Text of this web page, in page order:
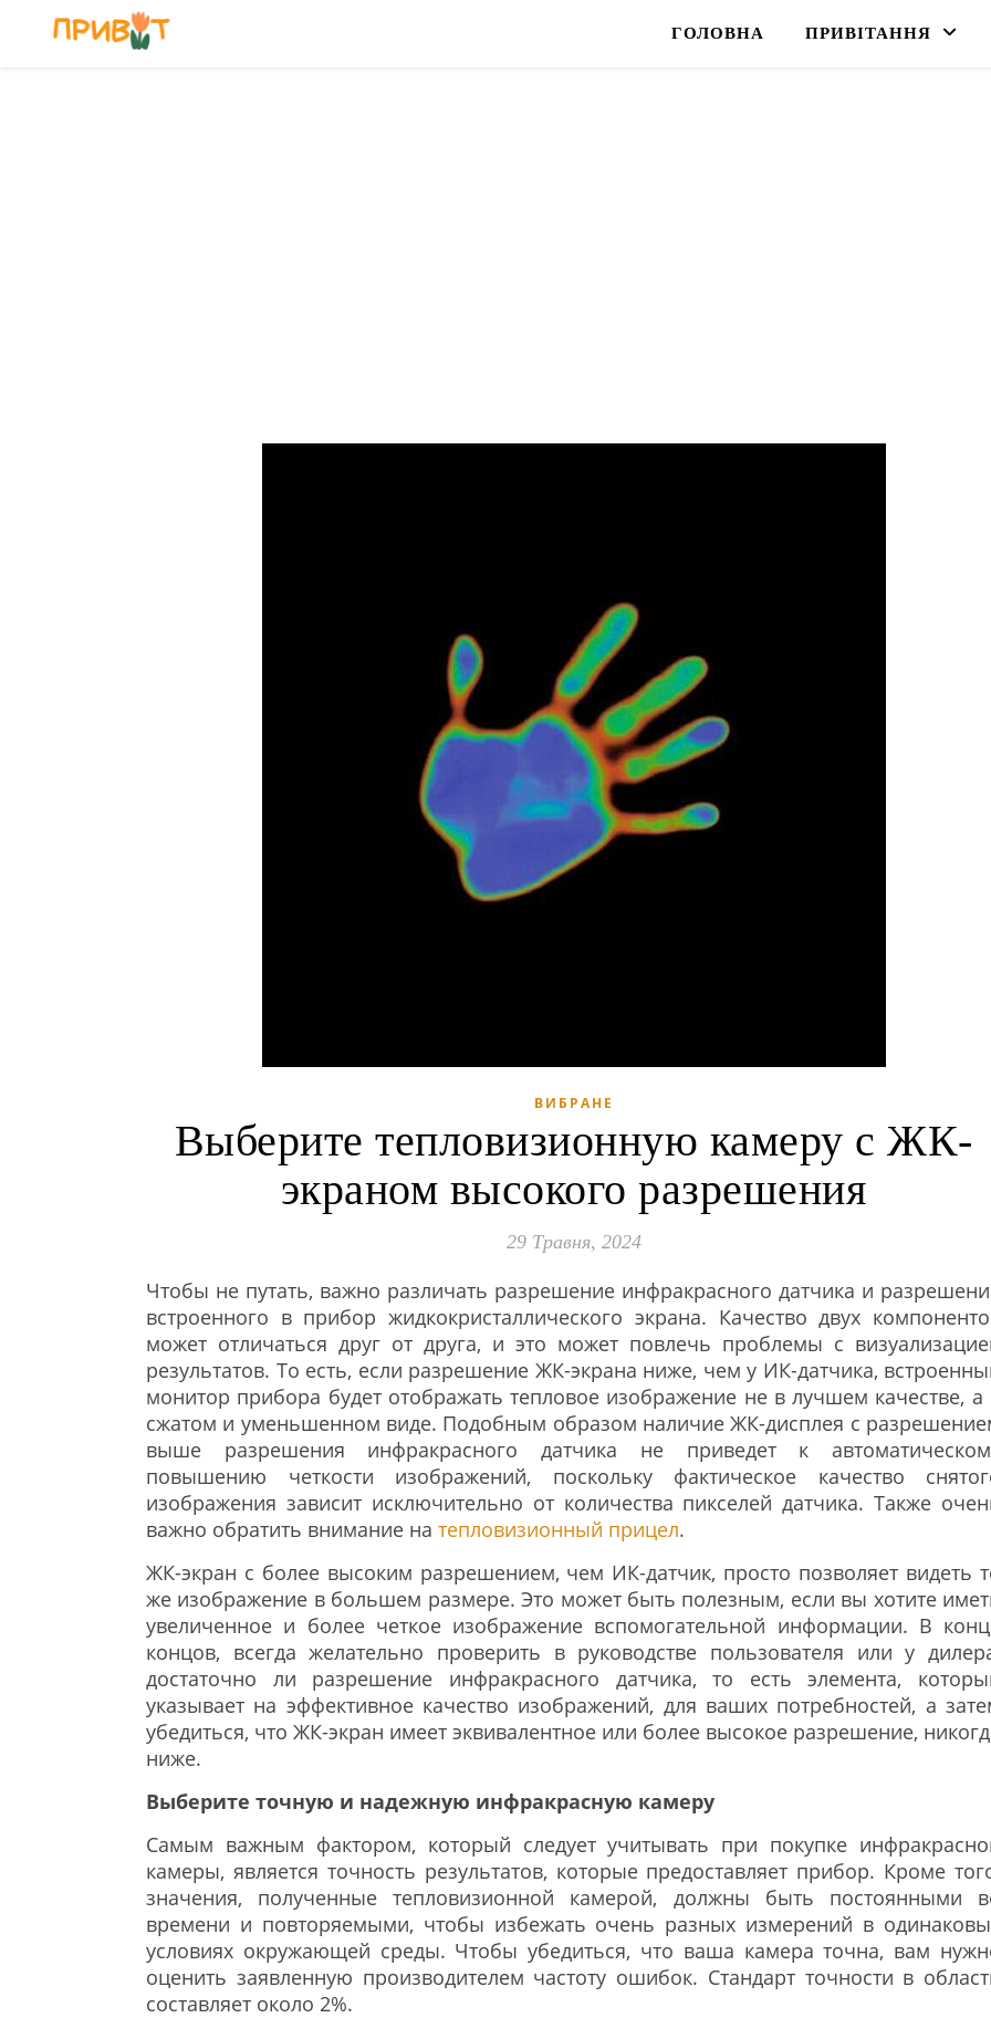
ГОЛОВНА ПРИВІТАННЯ
ВИБРАНЕ
Выберите тепловизионную камеру с ЖК-
экраном высокого разрешения
29 Травня, 2024
Чтобы не путать, важно различать разрешение инфракрасного датчика и
встроенного в прибор жидкокристаллического экрана. Качество двух
может отличаться друг от друга, и это может повлечь проблемы с
результатов. То есть, если разрешение ЖК-экрана ниже, чем у ИК-датчика,
монитор прибора будет отображать тепловое изображение не в лучшем качестве, а
сжатом и уменьшенном виде. Подобным образом наличие ЖК-дисплея с
выше разрешения инфракрасного датчика не приведет к
повышению четкости изображений, поскольку фактическое качество
изображения зависит исключительно от количества пикселей датчика. Также
важно обратить внимание на тепловизионный прицел.
ЖК-экран с более высоким разрешением, чем ИК-датчик, просто позволяет видеть
же изображение в большем размере. Это может быть полезным, если вы хотите
увеличенное и более четкое изображение вспомогательной информации. В
концов, всегда желательно проверить в руководстве пользователя или у
достаточно ли разрешение инфракрасного датчика, то есть элемента,
указывает на эффективное качество изображений, для ваших потребностей, а
убедиться, что ЖК-экран имеет эквивалентное или более высокое разрешение,
ниже.
Выберите точную и надежную инфракрасную камеру
Самым важным фактором, который следует учитывать при покупке
камеры, является точность результатов, которые предоставляет прибор. Кроме
значения, полученные тепловизионной камерой, должны быть постоянными
времени и повторяемыми, чтобы избежать очень разных измерений в
условиях окружающей среды. Чтобы убедиться, что ваша камера точна, вам
оценить заявленную производителем частоту ошибок. Стандарт точности в
составляет около 2%.